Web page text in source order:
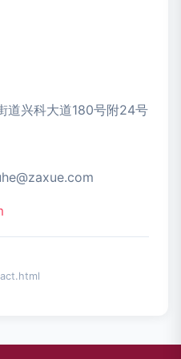
道兴科大道180号附24号